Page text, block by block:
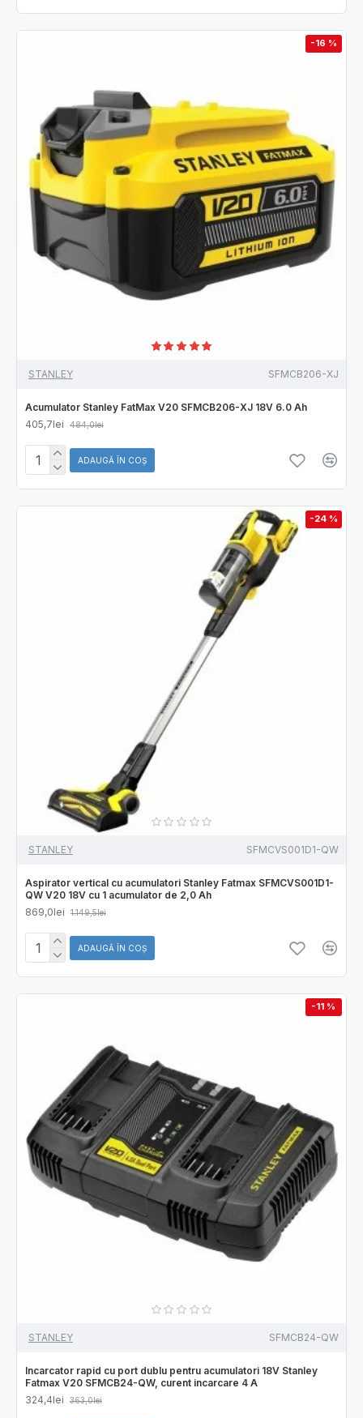
-16 %
STANLEY SFMCB206-XJ
Acumulator Stanley FatMax V20 SFMCB206-XJ 18V 6.0 Ah
405,7lei
484,0lei
ADAUGĂ ÎN COŞ
-24 %
STANLEY SFMCVS001D1-QW
Aspirator vertical cu acumulatori Stanley Fatmax SFMCVS001D1-
QW V20 18V cu 1 acumulator de 2,0 Ah
869,0lei
1.149,5lei
ADAUGĂ ÎN COŞ
-11 %
STANLEY SFMCB24-QW
Incarcator rapid cu port dublu pentru acumulatori 18V Stanley
Fatmax V20 SFMCB24-QW, curent incarcare 4 A
324,4lei
363,0lei